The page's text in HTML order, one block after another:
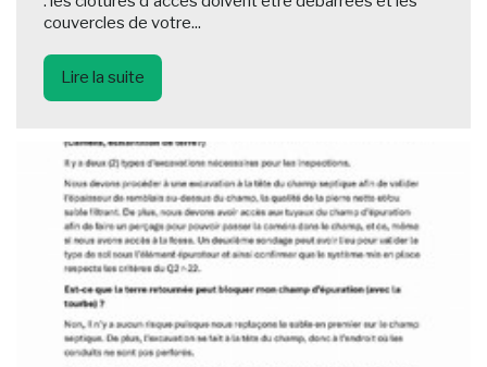
couvercles de votre...
Lire la suite